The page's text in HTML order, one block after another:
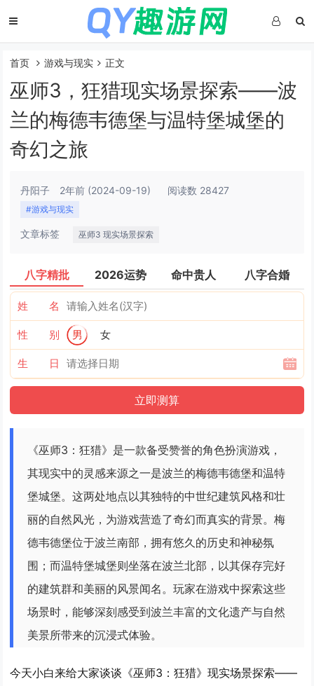
首页 游戏与现实 正文
巫师3，狂猎现实场景探索——波
兰的梅德韦德堡与温特堡城堡的
奇幻之旅
丹阳子 2年前 (2024-09-19) 阅读数 28427
#游戏与现实
文章标签 巫师3 现实场景探索
八字精批 2026运势 命中贵人 八字合婚
姓 名
性 别 男 女
生 日
《巫师3：狂猎》是一款备受赞誉的角色扮演游戏，
其现实中的灵感来源之一是波兰的梅德韦德堡和温特
堡城堡。这两处地点以其独特的中世纪建筑风格和壮
丽的自然风光，为游戏营造了奇幻而真实的背景。梅
德韦德堡位于波兰南部，拥有悠久的历史和神秘氛
围；而温特堡城堡则坐落在波兰北部，以其保存完好
的建筑群和美丽的风景闻名。玩家在游戏中探索这些
场景时，能够深刻感受到波兰丰富的文化遗产与自然
美景所带来的沉浸式体验。
今天小白来给大家谈谈《巫师3：狂猎》现实场景探索——